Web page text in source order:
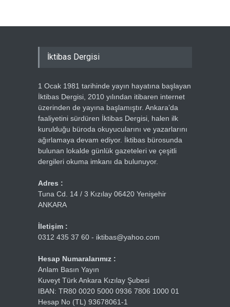
İktibas Dergisi
1 Ocak 1981 tarihinde yayın hayatına başlayan
İktibas Dergisi, 2010 yılından itibaren internet
üzerinden de yayına başlamıştır. Ankara’da
faaliyetini sürdüren İktibas Dergisi, halen ilk
kurulduğu büroda okuyucularını ve yazarlarını
ağırlamaya devam ediyor. İktibas bürosunda
bulunan lokalde günlük gazeteleri ve çeşitli
dergileri okuma imkanı da bulunuyor.
Adres :
Tuna Cd. 14 / 3 Kızılay 06420 Yenişehir
ANKARA
İletişim :
0312 435 37 60 - iktibas@yahoo.com
Hesap Numaralarımız :
Anlam Basın Yayın
Kuveyt Türk Ankara Kızılay Şubesi
IBAN: TR80 0020 5000 0936 7806 1000 01
Hesap No (TL) 93678061-1